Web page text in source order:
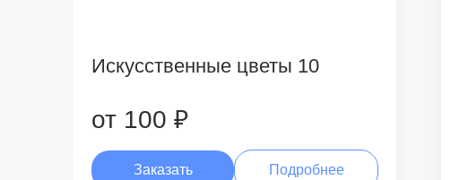
Искусственные цветы 10
от 100 ₽
Заказать Подробнее